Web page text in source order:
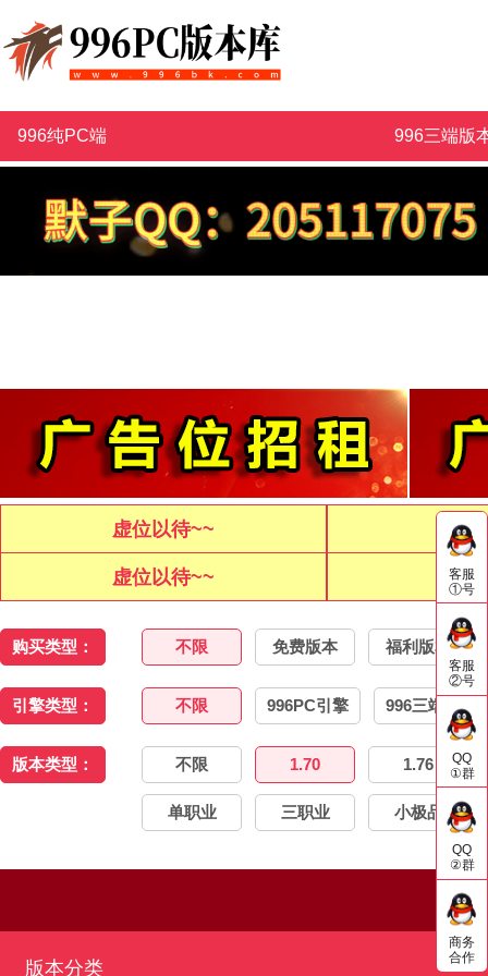
客服
①号
客服
②号
QQ
①群
QQ
②群
商务
合作
996纯PC端 996三端版
虚位以待~~ 虚
虚位以待~~ 虚
购买类型： 不限 免费版本 福利版本
引擎类型： 不限 996PC引擎 996三端引擎
版本类型： 不限 1.70 1.76
单职业 三职业 小极品
版本分类